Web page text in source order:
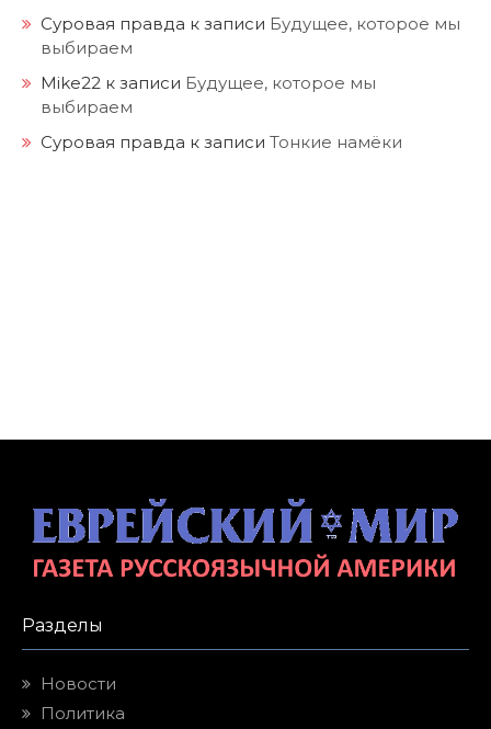
Суровая правда к записи Будущее, которое мы
выбираем
Mike22 к записи Будущее, которое мы
выбираем
Суровая правда к записи Тонкие намёки
Разделы
Новости
Политика